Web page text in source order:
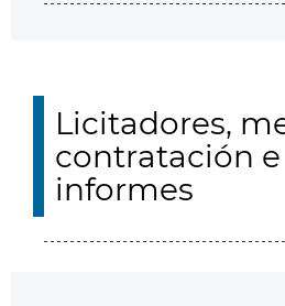
Licitadores,
contratación e
informes